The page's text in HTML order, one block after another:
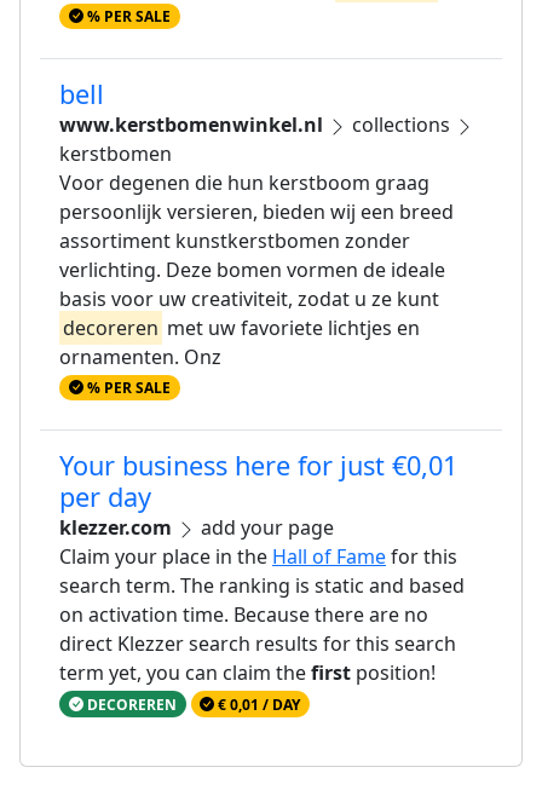
% PER SALE
bell
www.kerstbomenwinkel.nl
collections
kerstbomen
Voor degenen die hun kerstboom graag
persoonlijk versieren, bieden wij een breed
assortiment kunstkerstbomen zonder
verlichting. Deze bomen vormen de ideale
basis voor uw creativiteit, zodat u ze kunt
decoreren met uw favoriete lichtjes en
ornamenten. Onz
% PER SALE
Your business here for just €0,01
per day
klezzer.com
add your page
Claim your place in the Hall of Famefor this
search term. The ranking is static and based
on activation time. Because there are no
direct Klezzer search results for this search
term yet, you can claim thefirst position!
DECOREREN € 0,01 / DAY